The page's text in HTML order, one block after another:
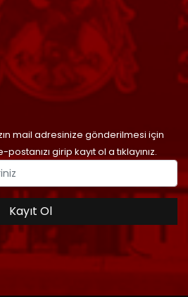
mail adresinize gönderilmesi için
girip kayıt ol a tıklayınız.
Kayıt Ol